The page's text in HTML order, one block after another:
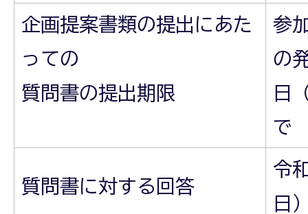
企画提案書類の提出にあた
っての
質問書の提出期限
参
の
日
で
質問書に対する回答
令
日